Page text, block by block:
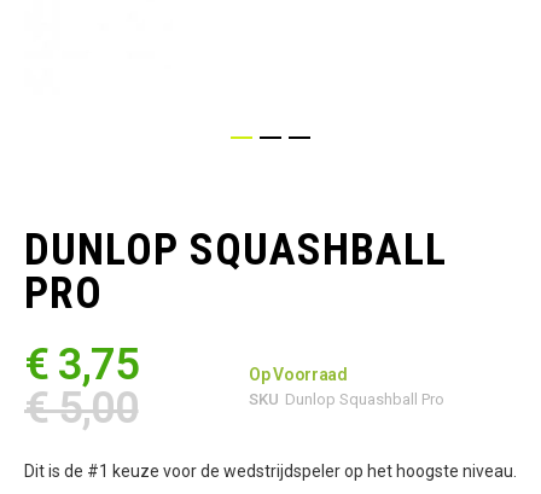
begin
van
de
afbeeldingen-
DUNLOP SQUASHBALL
PRO
€ 3,75
€ 5,00
Op Voorraad
SKU Dunlop Squashball Pro
Dit is de #1 keuze voor de wedstrijdspeler op het hoogste niveau.